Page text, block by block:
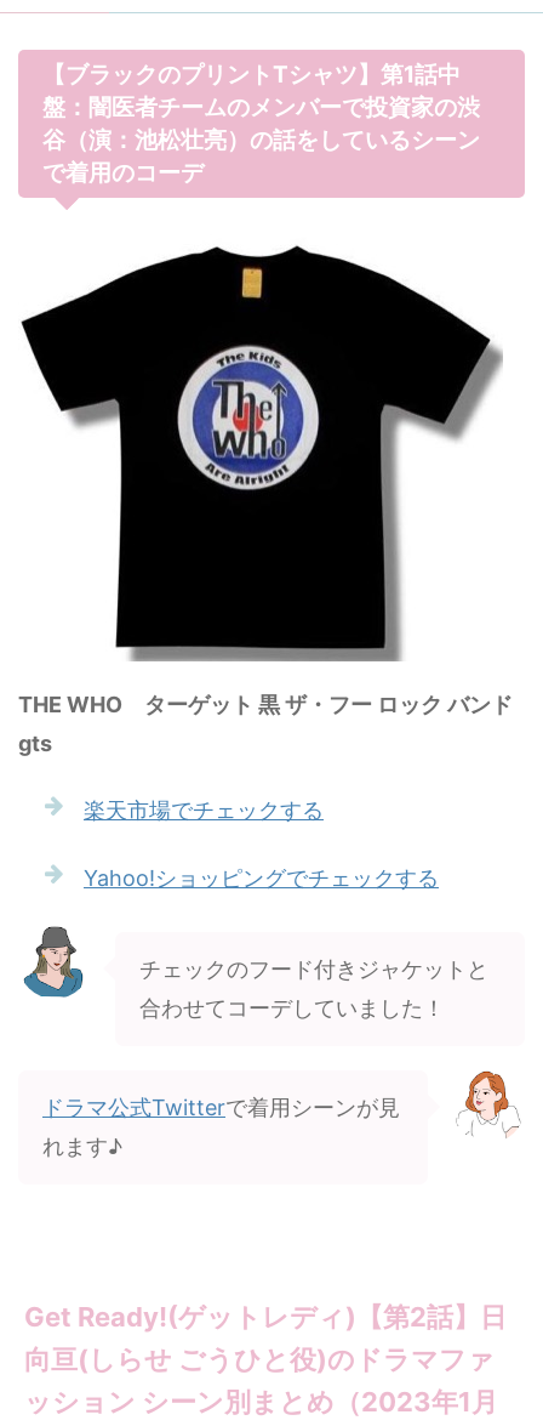
【ブラックのプリントTシャツ】第1話中
盤：闇医者チームのメンバーで投資家の渋
谷（演：池松壮亮）の話をしているシーン
で着用のコーデ
THE WHO ターゲット 黒 ザ・フー ロック バンド
gts
楽天市場でチェックする
Yahoo!ショッピングでチェックする
チェックのフード付きジャケットと
合わせてコーデしていました！
ドラマ公式Twitterで着用シーンが見
れます♪
Get Ready!(ゲットレディ)【第2話】日
向亘(しらせ ごうひと役)のドラマファ
ッション シーン別まとめ（2023年1月